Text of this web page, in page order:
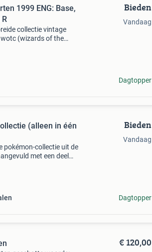
1999 ENG: Base,
collectie vintage
(wizards of the
Bieden
Vandaag
Dagtopper
(alleen in één
pokémon-collectie uit de
met een deel
Bieden
Vandaag
Dagtopper
€ 120,00